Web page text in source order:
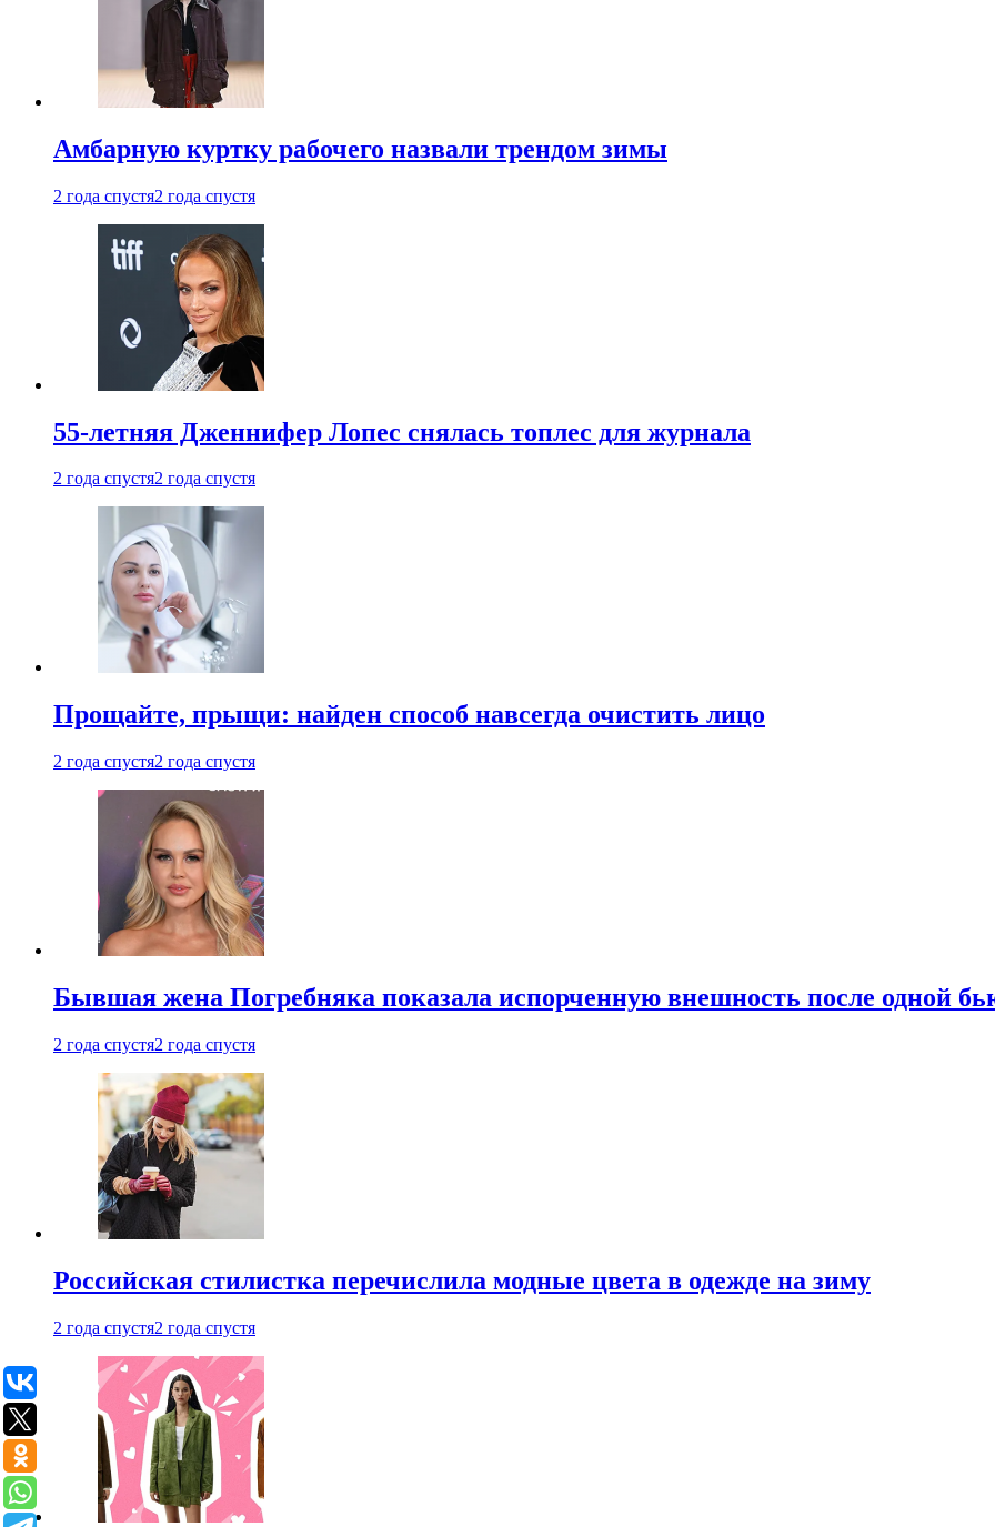
Амбарную куртку рабочего назвали трендом зимы
2 года спустя2 года спустя
55-летняя Дженнифер Лопес снялась топлес для журнала
2 года спустя2 года спустя
Прощайте, прыщи: найден способ навсегда очистить лицо
2 года спустя2 года спустя
Бывшая жена Погребняка показала испорченную внешность после одной
2 года спустя2 года спустя
Российская стилистка перечислила модные цвета в одежде на зиму
2 года спустя2 года спустя